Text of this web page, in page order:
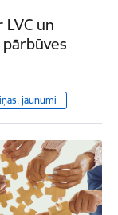
un
jaunumi